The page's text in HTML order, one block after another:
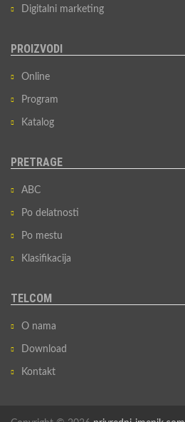
Digitalni marketing
PROIZVODI
Online
Program
Katalog
PRETRAGE
ABC
Po delatnosti
Po mestu
Klasifikacija
TELCOM
O nama
Download
Kontakt